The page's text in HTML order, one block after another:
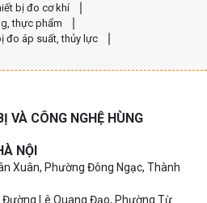
bị đo cơ khí
thực phẩm
đo áp suất, thủy lực
VÀ CÔNG NGHỆ HÙNG
NỘI
Xuân, Phường Đông Ngạc, Thành
Đường Lê Quang Đạo, Phường Từ